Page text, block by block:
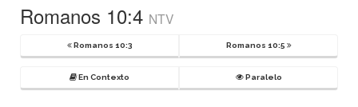
Romanos 10:4 NTV
Romanos 10:3 Romanos 10:5
En Contexto Paralelo